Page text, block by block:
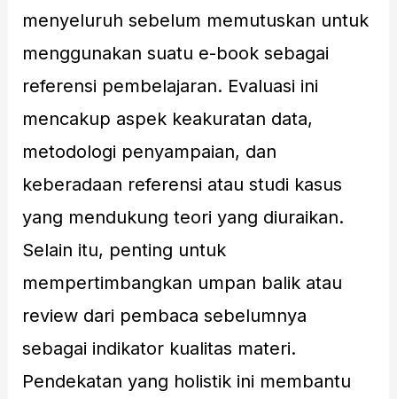
menyeluruh sebelum memutuskan untuk
menggunakan suatu e-book sebagai
referensi pembelajaran. Evaluasi ini
mencakup aspek keakuratan data,
metodologi penyampaian, dan
keberadaan referensi atau studi kasus
yang mendukung teori yang diuraikan.
Selain itu, penting untuk
mempertimbangkan umpan balik atau
review dari pembaca sebelumnya
sebagai indikator kualitas materi.
Pendekatan yang holistik ini membantu